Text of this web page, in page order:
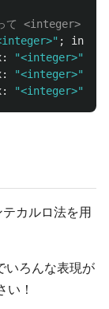
<integer> を指
;
: "<integer>"
: "<integer>"
: "<integer>"
カルロ法を用
いろんな表現が
！